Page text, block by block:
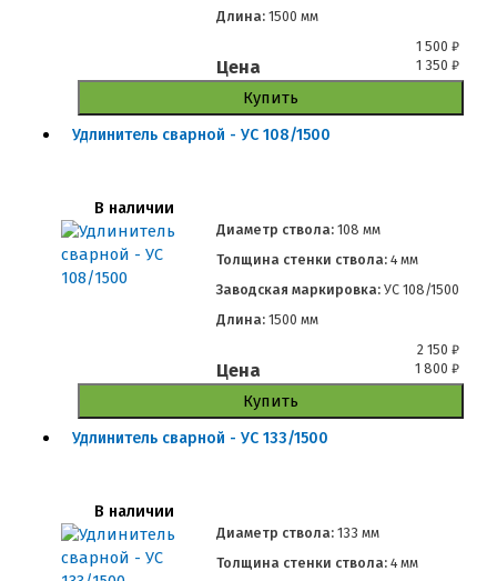
Длина:1500 мм
1 500₽
Цена 1 350₽
Купить
Удлинитель сварной - УС 108/1500
В наличии
Диаметр ствола:108 мм
Толщина стенки ствола:4 мм
Заводская маркировка:УС 108/1500
Длина:1500 мм
2 150₽
Цена 1 800₽
Купить
Удлинитель сварной - УС 133/1500
В наличии
Диаметр ствола:133 мм
Толщина стенки ствола:4 мм